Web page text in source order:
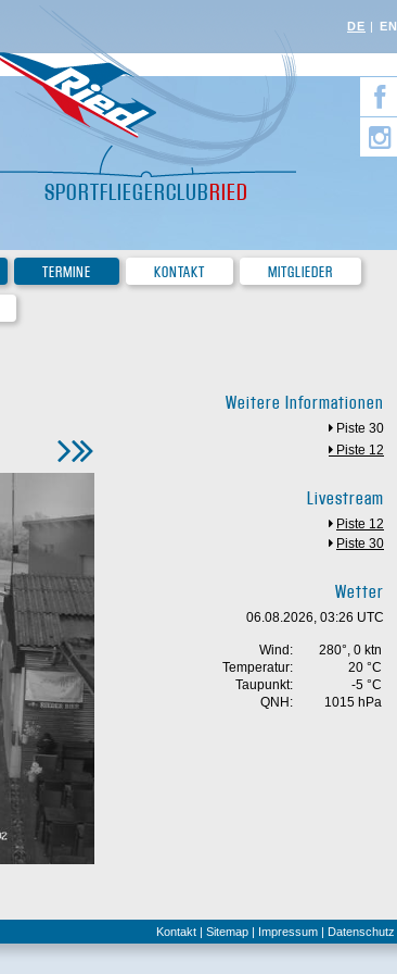
SPORTFLIEGERCLUBRIED
DE EN
TERMINE KONTAKT
MITGLIEDER
Weitere Informationen
Piste 30
Piste 12
Livestream
Piste 12
Piste 30
Wetter
06.08.2026, 03:26 UTC
Wind:
280°, 0 ktn
Temperatur:
20 °C
Taupunkt:
-5 °C
QNH:
1015 hPa
Kontakt | Sitemap | Impressum | Datenschutz